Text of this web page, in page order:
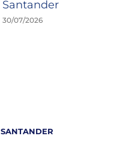
Santander
30/07/2026
SANTANDER